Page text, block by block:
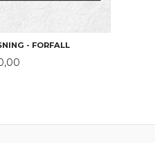
- FORFALL